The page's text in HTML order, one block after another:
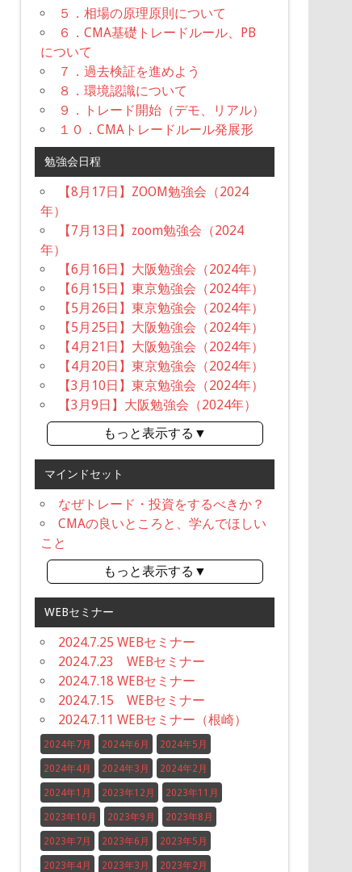
５．相場の原理原則について
６．CMA基礎トレードルール、PB
について
７．過去検証を進めよう
８．環境認識について
９．トレード開始（デモ、リアル）
１０．CMAトレードルール発展形
勉強会日程
【8月17日】ZOOM勉強会（2024
年）
【7月13日】zoom勉強会（2024
年）
【6月16日】大阪勉強会（2024年）
【6月15日】東京勉強会（2024年）
【5月26日】東京勉強会（2024年）
【5月25日】大阪勉強会（2024年）
【4月21日】大阪勉強会（2024年）
【4月20日】東京勉強会（2024年）
【3月10日】東京勉強会（2024年）
【3月9日】大阪勉強会（2024年）
もっと表示する▼
マインドセット
なぜトレード・投資をするべきか？
CMAの良いところと、学んでほしい
こと
もっと表示する▼
WEBセミナー
2024.7.25 WEBセミナー
2024.7.23 WEBセミナー
2024.7.18 WEBセミナー
2024.7.15 WEBセミナー
2024.7.11 WEBセミナー（根崎）
2024年7月 2024年6月 2024年5月
2024年4月 2024年3月 2024年2月
2024年1月 2023年12月 2023年11月
2023年10月 2023年9月 2023年8月
2023年7月 2023年6月 2023年5月
2023年4月 2023年3月 2023年2月